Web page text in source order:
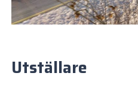
Utställare